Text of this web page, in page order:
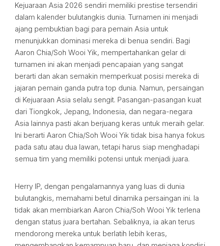
Kejuaraan Asia 2026 sendiri memiliki prestise tersendiri
dalam kalender bulutangkis dunia. Turnamen ini menjadi
ajang pembuktian bagi para pemain Asia untuk
menunjukkan dominasi mereka di benua sendiri. Bagi
Aaron Chia/Soh Wooi Yik, mempertahankan gelar di
turnamen ini akan menjadi pencapaian yang sangat
berarti dan akan semakin memperkuat posisi mereka di
jajaran pemain ganda putra top dunia. Namun, persaingan
di Kejuaraan Asia selalu sengit. Pasangan-pasangan kuat
dari Tiongkok, Jepang, Indonesia, dan negara-negara
Asia lainnya pasti akan berjuang keras untuk meraih gelar.
Ini berarti Aaron Chia/Soh Wooi Yik tidak bisa hanya fokus
pada satu atau dua lawan, tetapi harus siap menghadapi
semua tim yang memiliki potensi untuk menjadi juara.
Herry IP, dengan pengalamannya yang luas di dunia
bulutangkis, memahami betul dinamika persaingan ini. Ia
tidak akan membiarkan Aaron Chia/Soh Wooi Yik terlena
dengan status juara bertahan. Sebaliknya, ia akan terus
mendorong mereka untuk berlatih lebih keras,